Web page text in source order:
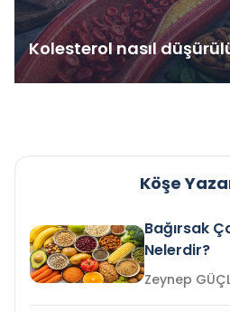
Kolesterol nasıl
Köşe
Bağırsak
Nelerdir?
Zeynep